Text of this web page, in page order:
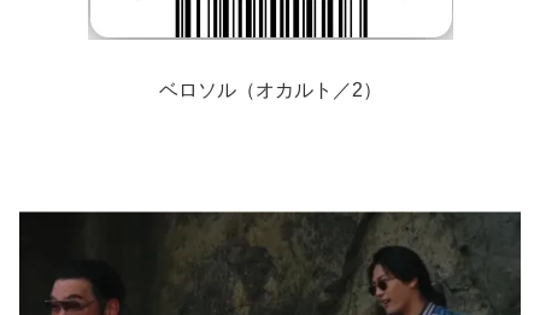
ベロソル（オカルト／2）